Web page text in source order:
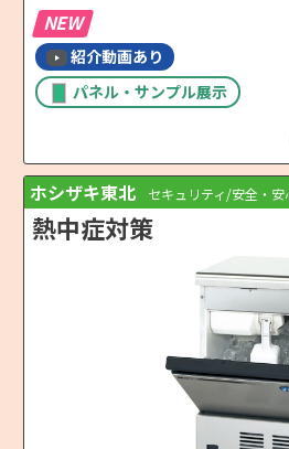
NEW
紹介動画あり
パネル・サンプル展示
ホシザキ東北 セキュリティ/安全・安
熱中症対策